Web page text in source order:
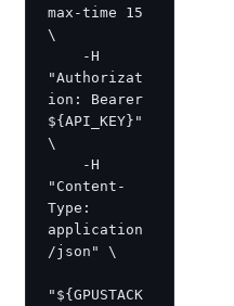
max-time 15
\
"Authorizat
ion: Bearer
${API_KEY}"
\
"Content-
Type:
application
/json" \
"${GPUSTACK